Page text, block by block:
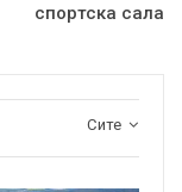
спортска сала
Сите